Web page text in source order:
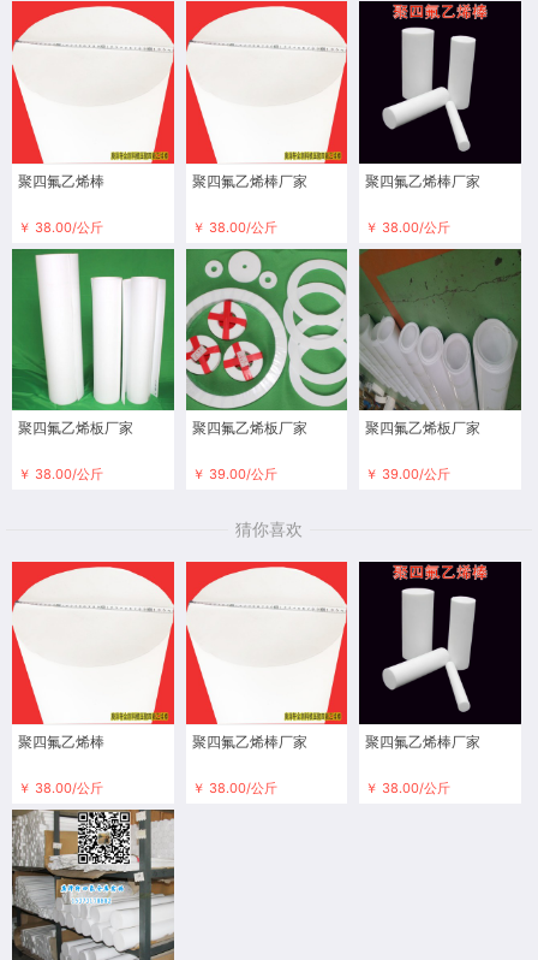
聚四氟乙烯棒
￥ 38.00/公斤
聚四氟乙烯棒厂家
￥ 38.00/公斤
聚四氟乙烯棒厂家
￥ 38.00/公斤
聚四氟乙烯板厂家
￥ 38.00/公斤
聚四氟乙烯板厂家
￥ 39.00/公斤
聚四氟乙烯板厂家
￥ 39.00/公斤
猜你喜欢
聚四氟乙烯棒
￥ 38.00/公斤
聚四氟乙烯棒厂家
￥ 38.00/公斤
聚四氟乙烯棒厂家
￥ 38.00/公斤